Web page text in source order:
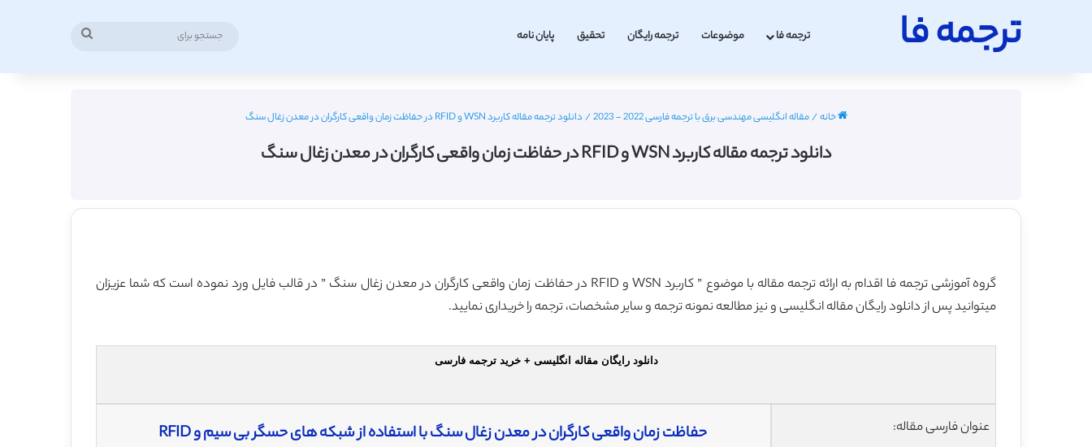
ترجمه فا ترجمه فا موضوعات ترجمه رایگان تحقیق پایان نامه
خانه/مقاله انگلیسی مهندسی برق با ترجمه فارسی 2022 - 2023 / دانلود ترجمه مقاله کاربرد WSN و RFID در حفاظت زمان واقعی کارگران در معدن زغال سنگ
دانلود ترجمه مقاله کاربرد WSN و RFID در حفاظت زمان واقعی کارگران در معدن زغال سنگ
گروه آموزشی ترجمه فا اقدام به ارائه ترجمه مقاله با موضوع ” کاربرد WSN و RFID در حفاظت زمان واقعی کارگران در معدن زغال سنگ ” در قالب فایل ورد نموده است که شما عزیزان
میتوانید پس از دانلود رایگان مقاله انگلیسی و نیز مطالعه نمونه ترجمه و سایر مشخصات، ترجمه را خریداری نمایید.
دانلود رایگان مقاله انگلیسی + خرید ترجمه فارسی
عنوان فارسی مقاله: حفاظت زمان واقعی کارگران در معدن زغال سنگ با استفاده از شبکه های حسگر بی سیم و RFID